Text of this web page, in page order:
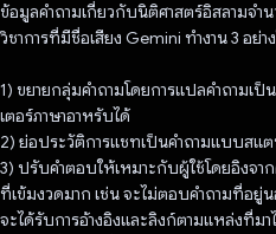
ข้อมูลคำถามเกี่ยวกับนิติศาสตร์อิสลามจำ
วิชาการที่มีชื่อเสียง Gemini ทำงาน 3 อย่
1) ขยายกลุ่มคำถามโดยการแปลคำถามเป็
เตอร์ภาษาอาหรับได้
2) ย่อประวัติการแชทเป็นคำถามแบบสแ
3) ปรับคำตอบให้เหมาะกับผู้ใช้โดยอิงจา
ที่เข้มงวดมาก เช่น จะไม่ตอบคำถามที่อ
จะได้รับการอ้างอิงและลิงก์ตามแหล่งที่